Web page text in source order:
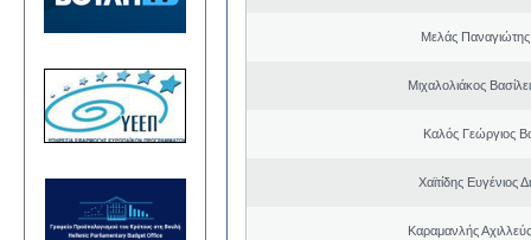
Μελάς
Μιχαλολιάκος
Καλός Γεώργιος
Χαϊτίδης Ευγένιος
Καραμανλής